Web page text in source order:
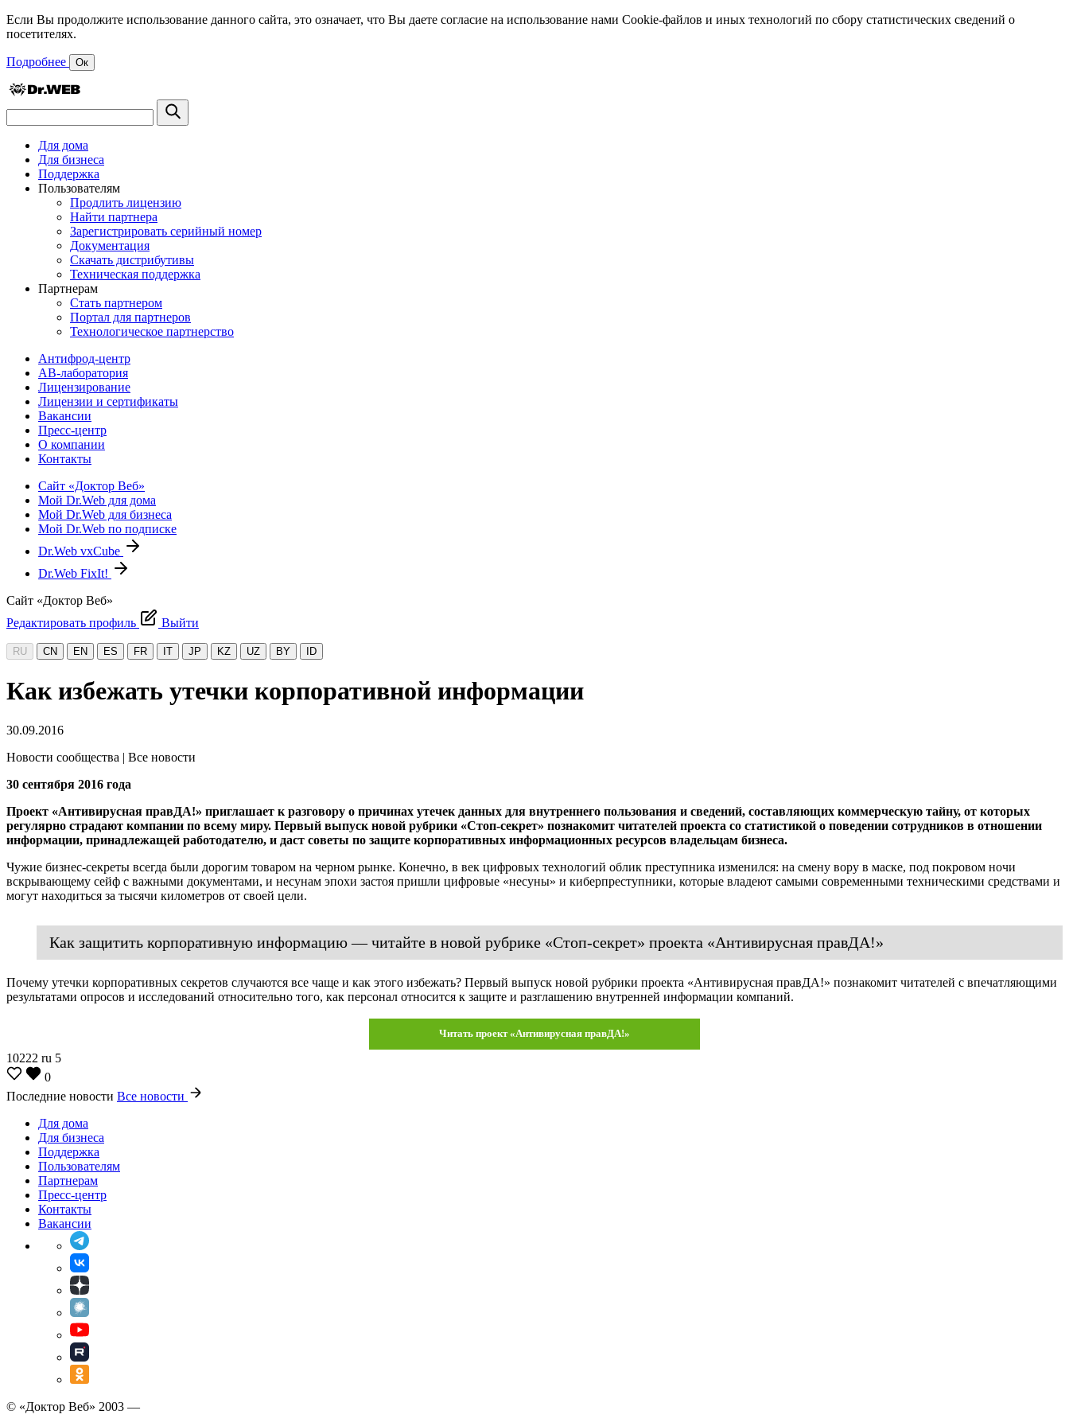
Если Вы продолжите использование данного сайта, это означает, что Вы даете согласие на использование нами Cookie-файлов и иных технологий по сбору статистических сведений о
посетителях.
Подробнее Ок
Для дома
Для бизнеса
Поддержка
Пользователям
Продлить лицензию
Найти партнера
Зарегистрировать серийный номер
Документация
Скачать дистрибутивы
Техническая поддержка
Партнерам
Стать партнером
Портал для партнеров
Технологическое партнерство
Антифрод-центр
АВ-лаборатория
Лицензирование
Лицензии и сертификаты
Вакансии
Пресс-центр
О компании
Контакты
Сайт «Доктор Веб»
Мой Dr.Web для дома
Мой Dr.Web для бизнеса
Мой Dr.Web по подписке
Dr.Web vxCube
Dr.Web FixIt!
Сайт «Доктор Веб»
Редактировать профиль
Выйти
RU CN EN ES FR IT JP KZ UZ BY ID
Как избежать утечки корпоративной информации
30.09.2016
Новости сообщества | Все новости
30 сентября 2016 года
Проект «Антивирусная правДА!» приглашает к разговору о причинах утечек данных для внутреннего пользования и сведений, составляющих коммерческую тайну, от которых
регулярно страдают компании по всему миру. Первый выпуск новой рубрики «Стоп-секрет» познакомит читателей проекта со статистикой о поведении сотрудников в отношении
информации, принадлежащей работодателю, и даст советы по защите корпоративных информационных ресурсов владельцам бизнеса.
Чужие бизнес-секреты всегда были дорогим товаром на черном рынке. Конечно, в век цифровых технологий облик преступника изменился: на смену вору в маске, под покровом ночи
вскрывающему сейф с важными документами, и несунам эпохи застоя пришли цифровые «несуны» и киберпреступники, которые владеют самыми современными техническими средствами и
могут находиться за тысячи километров от своей цели.
Как защитить корпоративную информацию — читайте в новой рубрике «Стоп-секрет» проекта «Антивирусная правДА!»
Почему утечки корпоративных секретов случаются все чаще и как этого избежать? Первый выпуск новой рубрики проекта «Антивирусная правДА!» познакомит читателей с впечатляющими
результатами опросов и исследований относительно того, как персонал относится к защите и разглашению внутренней информации компаний.
Читать проект «Антивирусная правДА!»
10222 ru 5
0
Последние новости Все новости
Для дома
Для бизнеса
Поддержка
Пользователям
Партнерам
Пресс-центр
Контакты
Вакансии
© «Доктор Веб» 2003 —